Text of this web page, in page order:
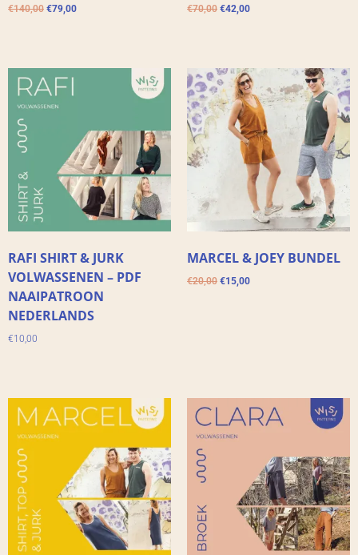
€140,00 €79,00 €70,00 €42,00
RAFI SHIRT & JURK
VOLWASSENEN – PDF
NAAIPATROON
NEDERLANDS
€10,00
MARCEL & JOEY BUNDEL
€20,00 €15,00